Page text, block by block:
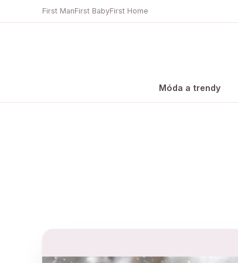
First ManFirst BabyFirst Home
Móda a trendy